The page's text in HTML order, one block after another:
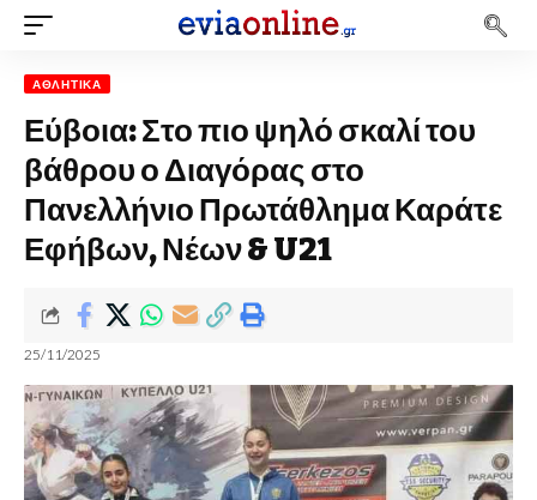
ΑΘΛΗΤΙΚΆ
Εύβοια: Στο πιο ψηλό σκαλί του
βάθρου ο Διαγόρας στο
Πανελλήνιο Πρωτάθλημα Καράτε
Εφήβων, Νέων & U21
25/11/2025